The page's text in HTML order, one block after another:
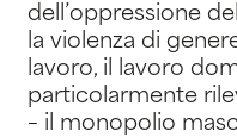
dell’oppressione
la violenza di
lavoro, il lavoro
particolarmente
– il monopolio